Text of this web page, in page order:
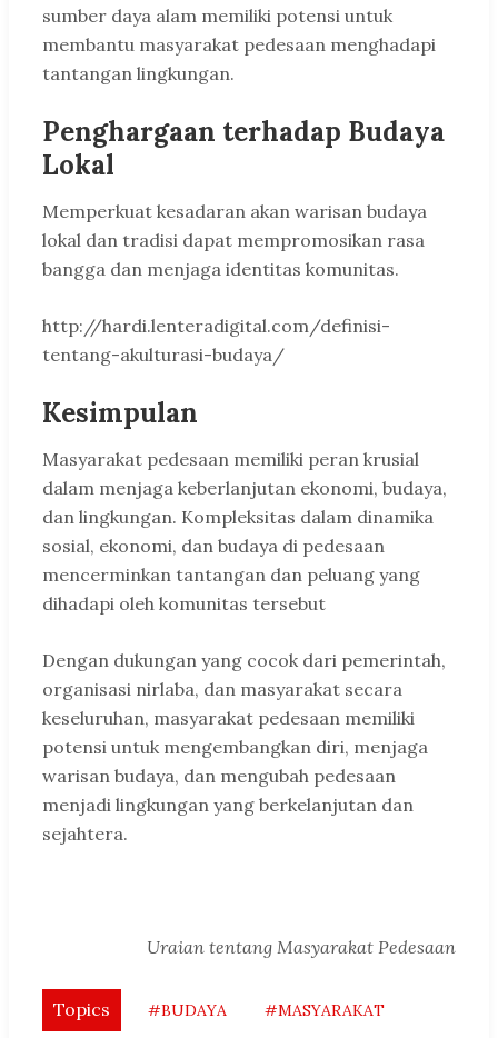
sumber daya alam memiliki potensi untuk
membantu masyarakat pedesaan menghadapi
tantangan lingkungan.
Penghargaan terhadap Budaya
Lokal
Memperkuat kesadaran akan warisan budaya
lokal dan tradisi dapat mempromosikan rasa
bangga dan menjaga identitas komunitas.
http://hardi.lenteradigital.com/definisi-
tentang-akulturasi-budaya/
Kesimpulan
Masyarakat pedesaan memiliki peran krusial
dalam menjaga keberlanjutan ekonomi, budaya,
dan lingkungan. Kompleksitas dalam dinamika
sosial, ekonomi, dan budaya di pedesaan
mencerminkan tantangan dan peluang yang
dihadapi oleh komunitas tersebut
Dengan dukungan yang cocok dari pemerintah,
organisasi nirlaba, dan masyarakat secara
keseluruhan, masyarakat pedesaan memiliki
potensi untuk mengembangkan diri, menjaga
warisan budaya, dan mengubah pedesaan
menjadi lingkungan yang berkelanjutan dan
sejahtera.
Uraian tentang Masyarakat Pedesaan
Topics #BUDAYA #MASYARAKAT